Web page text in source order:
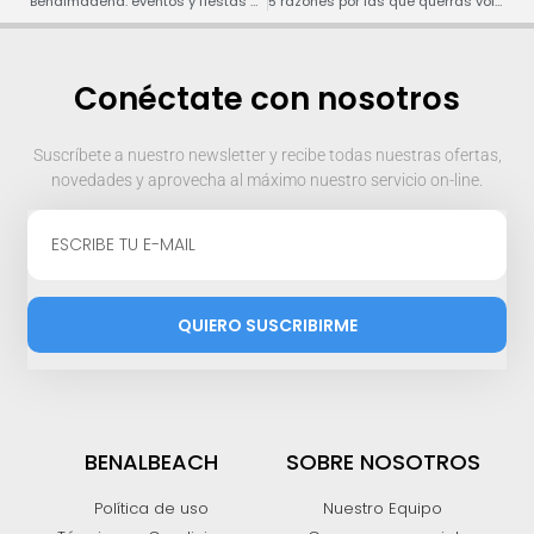
Conéctate con nosotros
Suscríbete a nuestro newsletter y recibe todas nuestras ofertas,
novedades y aprovecha al máximo nuestro servicio on-line.
QUIERO SUSCRIBIRME
BENALBEACH
Política de uso
SOBRE NOSOTROS
Nuestro Equipo